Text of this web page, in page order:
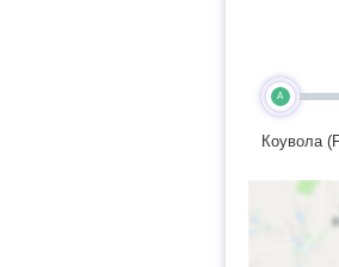
A
Коувола